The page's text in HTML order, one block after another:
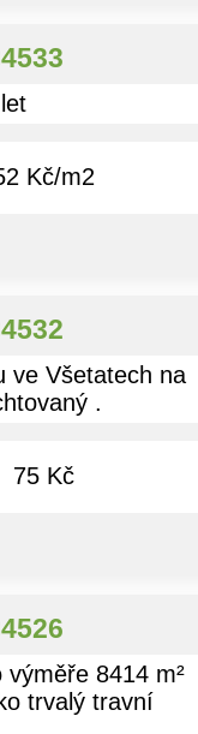
Kč/m2
ve Všetatech na
.
75 Kč
8414 m²
trvalý travní